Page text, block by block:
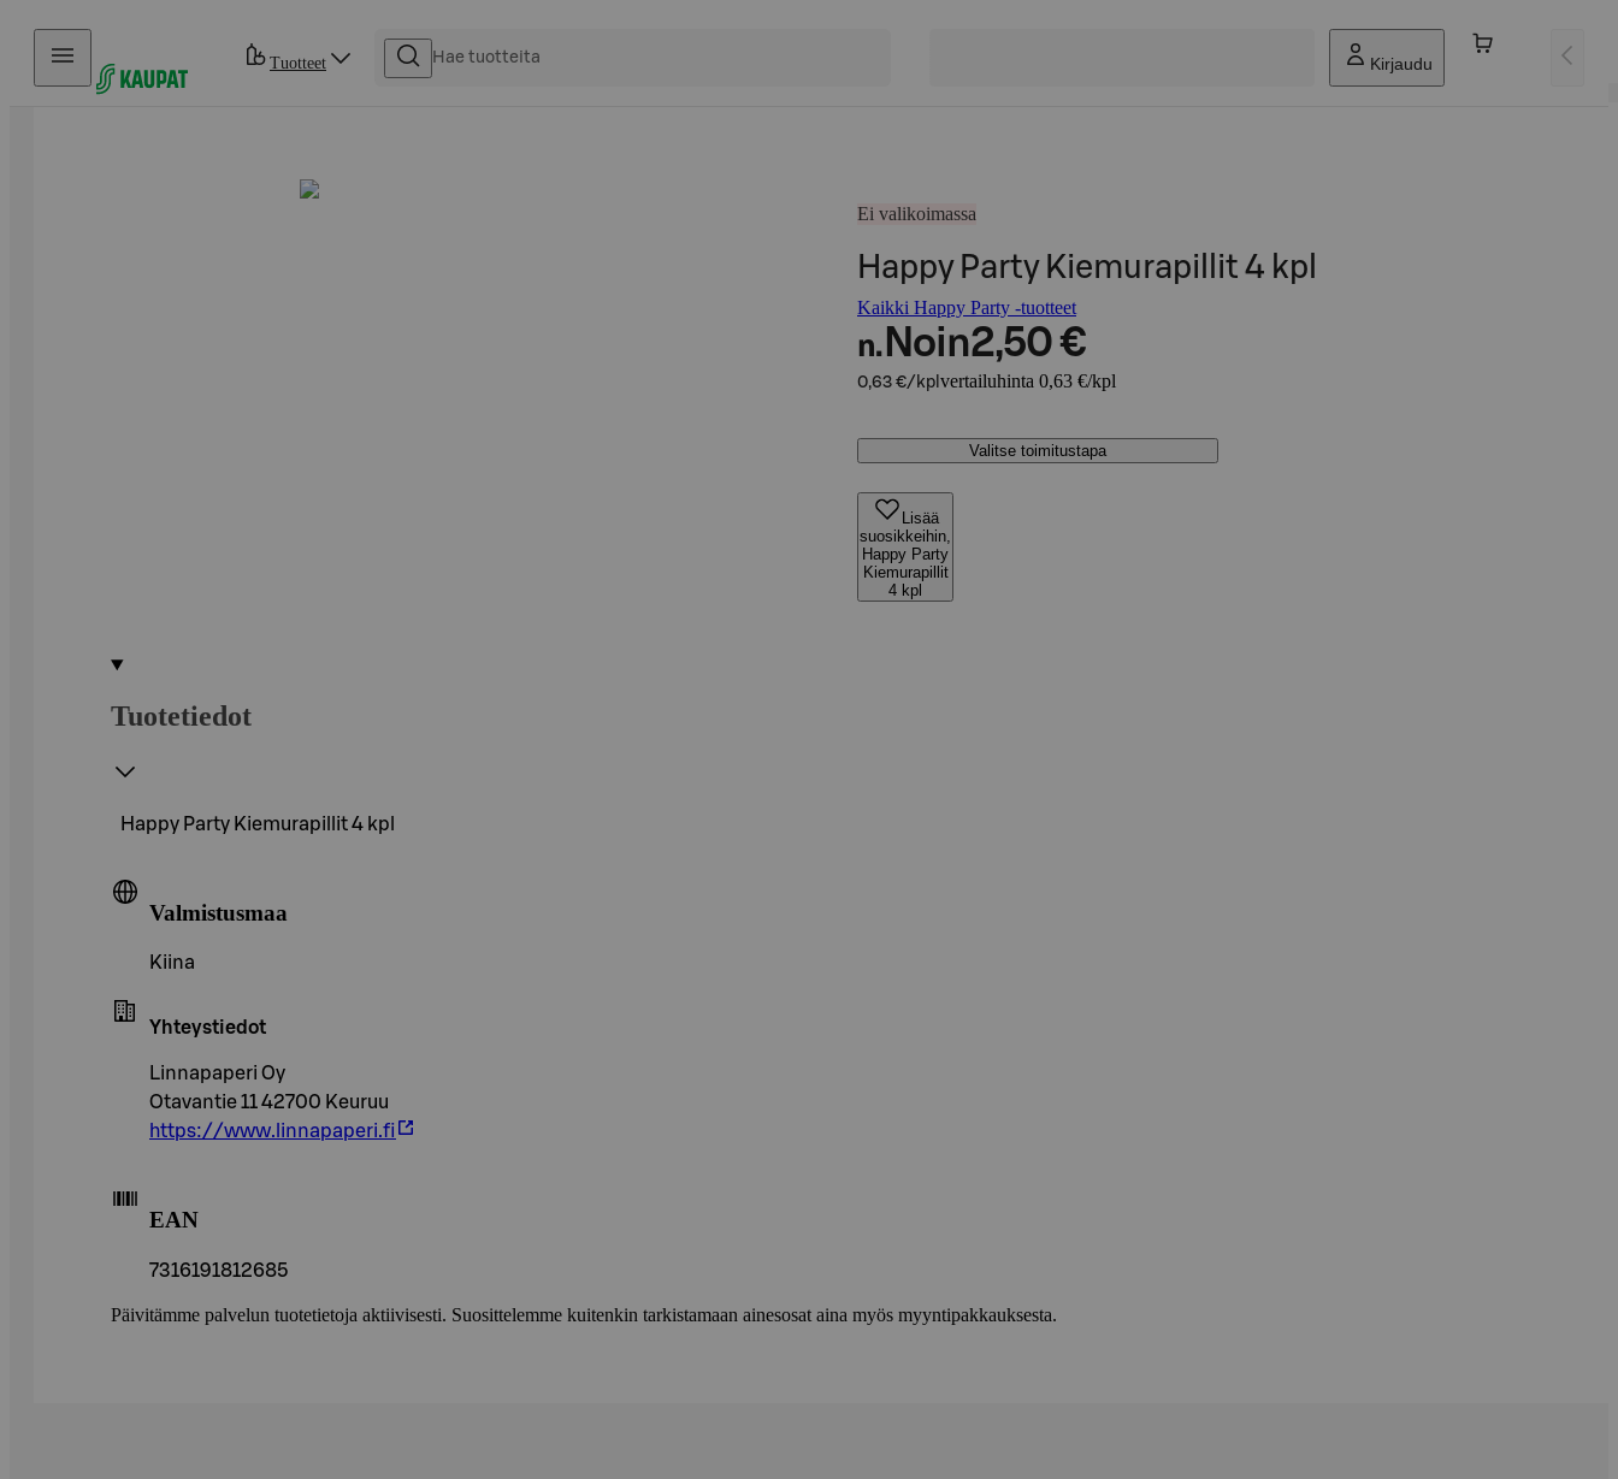
Hyppää sisältöön
Tuotteet Kirjaudu
Ei valikoimassa
Happy Party Kiemurapillit 4 kpl
Kaikki Happy Party -tuotteet
n. Noin2,50 €
0,63 €/kpl vertailuhinta 0,63 €/kpl
Valitse toimitustapa
Lisää
suosikkeihin,
Happy Party
Kiemurapillit
4 kpl
Tuotetiedot
Happy Party Kiemurapillit 4 kpl
Valmistusmaa
Kiina
Yhteystiedot
Linnapaperi Oy
Otavantie 11 42700 Keuruu
https://www.linnapaperi.fi
EAN
7316191812685
Päivitämme palvelun tuotetietoja aktiivisesti. Suosittelemme kuitenkin tarkistamaan ainesosat aina myös myyntipakkauksesta.